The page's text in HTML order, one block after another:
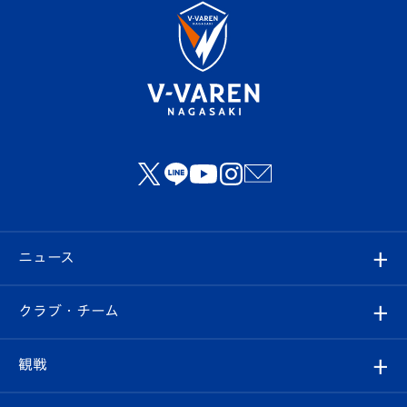
ニュース
すべて
クラブ
クラブ・チーム
観戦